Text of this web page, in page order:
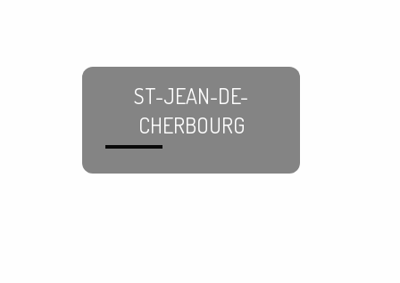
ST-JEAN-DE-
CHERBOURG